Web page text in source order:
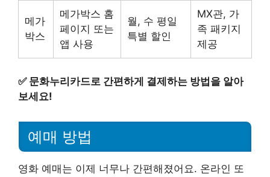
메가
박스
메가박스 홈
페이지 또는
앱 사용
월, 수 평일
특별 할인
MX관, 가
족 패키지
제공
✅ 문화누리카드로 간편하게 결제하는 방법을 알아
보세요!
예매 방법
영화 예매는 이제 너무나 간편해졌어요. 온라인 또